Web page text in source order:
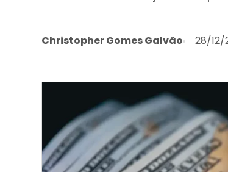
Christopher Gomes Galvão 28/12/